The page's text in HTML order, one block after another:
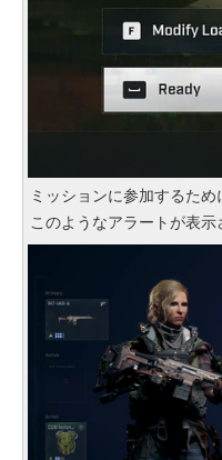
ミッションに参加するため
このようなアラートが表示